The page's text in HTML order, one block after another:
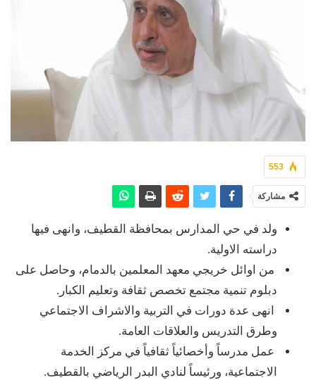
553
مشاركة
ولد في حي المدارس بمحافظة القطيف، وانهى فيها
دراسته الاولية.
من اوائل خريجي معهد المعلمين بالدمام، وحاصل على
دبلوم تنمية مجتمع تخصص ثقافة وتعليم الكبار.
انهى عدة دورات في التربية والاشراف الاجتماعي
وطرق التدريس والعلاقات العامة.
عمل مدرساً وأخصائياً ثقافياً في مركز الخدمة
الاجتماعية، ورئيساً لنادي البدر الرياضي بالقطيف.